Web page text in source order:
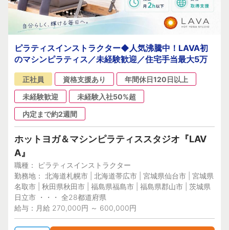
ピラティスインストラクター◆人気沸騰中！LAVA初
のマシンピラティス／未経験歓迎／住宅手当最大5万
正社員 資格支援あり
年間休日120日以上
未経験歓迎
未経験入社50%超
内定まで約2週間
ホットヨガ＆マシンピラティススタジオ『LAV
A』
職種： ピラティスインストラクター
勤務地： 北海道札幌市 | 北海道帯広市 | 宮城県仙台市 | 宮城県
名取市 | 秋田県秋田市 | 福島県福島市 | 福島県郡山市 | 茨城県
日立市 ・・・ 全28都道府県
給与：月給 270,000円 ～ 600,000円